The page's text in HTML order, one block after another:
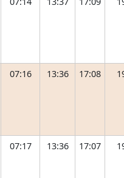
07:16 13:36 17:08
07:17 13:36 17:07